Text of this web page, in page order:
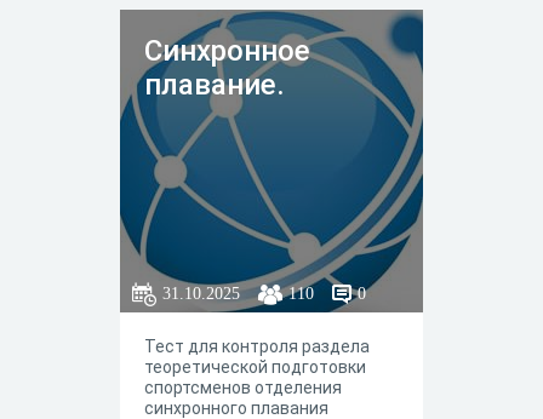
Синхронное
плавание.
31.10.2025 110 0
Тест для контроля раздела
теоретической подготовки
спортсменов отделения
синхронного плавания